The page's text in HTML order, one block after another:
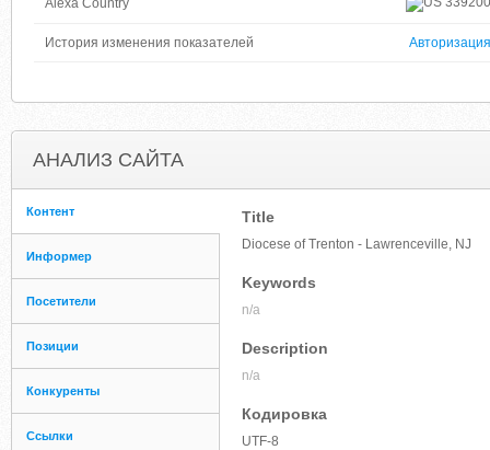
Alexa Country
История изменения показателей Авторизация
АНАЛИЗ САЙТА
Контент
Информер
Посетители
Позиции
Конкуренты
Ссылки
Title
Diocese of Trenton - Lawrenceville, NJ
Keywords
n/a
Description
n/a
Кодировка
UTF-8